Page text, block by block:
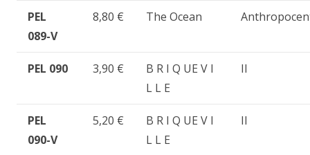
PEL
089-V
8,80 € The Ocean
PEL 090 3,90 €
B R I Q UE V I
L L E
II
PEL
090-V
5,20 €
B R I Q UE V I
L L E
II